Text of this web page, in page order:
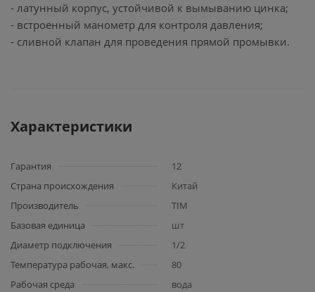
- латунный корпус, устойчивой к вымыванию цинка;
- встроенный манометр для контроля давления;
- сливной клапан для проведения прямой промывки.
Характеристики
Гарантия
12
Страна происхождения
Китай
Производитель
TIM
Базовая единица
шт
Диаметр подключения
1/2
Температура рабочая, макс.
80
Рабочая среда
вода